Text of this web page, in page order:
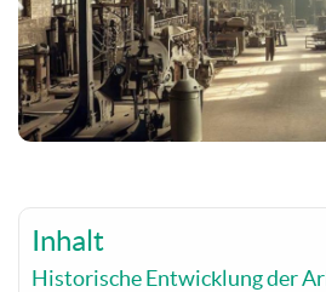
Inhalt
Historische Entwicklung der